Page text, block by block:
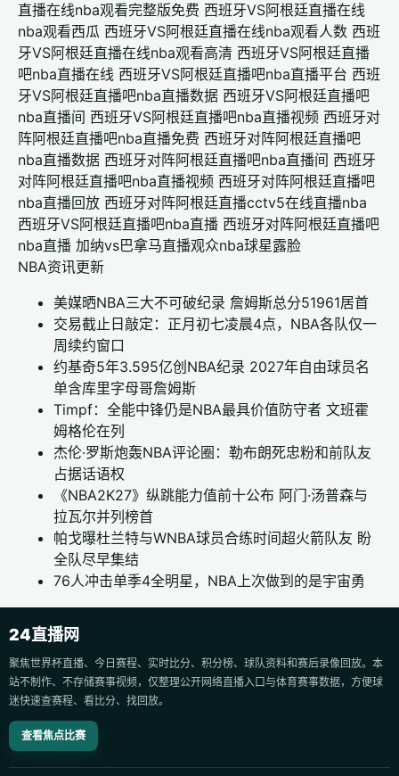
直播在线nba观看完整版免费 西班牙VS阿根廷直播在线
nba观看西瓜 西班牙VS阿根廷直播在线nba观看人数 西班
牙VS阿根廷直播在线nba观看高清 西班牙VS阿根廷直播
吧nba直播在线 西班牙VS阿根廷直播吧nba直播平台 西班
牙VS阿根廷直播吧nba直播数据 西班牙VS阿根廷直播吧
nba直播间 西班牙VS阿根廷直播吧nba直播视频 西班牙对
阵阿根廷直播吧nba直播免费 西班牙对阵阿根廷直播吧
nba直播数据 西班牙对阵阿根廷直播吧nba直播间 西班牙
对阵阿根廷直播吧nba直播视频 西班牙对阵阿根廷直播吧
nba直播回放 西班牙对阵阿根廷直播cctv5在线直播nba
西班牙VS阿根廷直播吧nba直播 西班牙对阵阿根廷直播吧
nba直播 加纳vs巴拿马直播观众nba球星露脸
NBA资讯更新
美媒晒NBA三大不可破纪录 詹姆斯总分51961居首
交易截止日敲定：正月初七凌晨4点，NBA各队仅一
周续约窗口
约基奇5年3.595亿创NBA纪录 2027年自由球员名
单含库里字母哥詹姆斯
Timpf：全能中锋仍是NBA最具价值防守者 文班霍
姆格伦在列
杰伦·罗斯炮轰NBA评论圈：勒布朗死忠粉和前队友
占据话语权
《NBA2K27》纵跳能力值前十公布 阿门·汤普森与
拉瓦尔并列榜首
帕戈曝杜兰特与WNBA球员合练时间超火箭队友 盼
全队尽早集结
76人冲击单季4全明星，NBA上次做到的是宇宙勇
24直播网
聚焦世界杯直播、今日赛程、实时比分、积分榜、球队资料和赛后录像回放。本
站不制作、不存储赛事视频，仅整理公开网络直播入口与体育赛事数据，方便球
迷快速查赛程、看比分、找回放。
查看焦点比赛